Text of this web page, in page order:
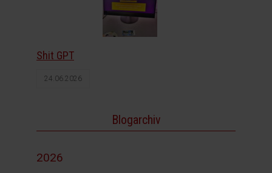
Shit GPT
24.06.2026
Blogarchiv
2026